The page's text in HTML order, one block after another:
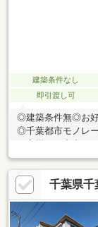
建築条件なし
即引渡し可
◎建築条件無◎お好
◎千葉都市モノレ
せて頂きます!千葉
合せお待ちしてお
千葉県千